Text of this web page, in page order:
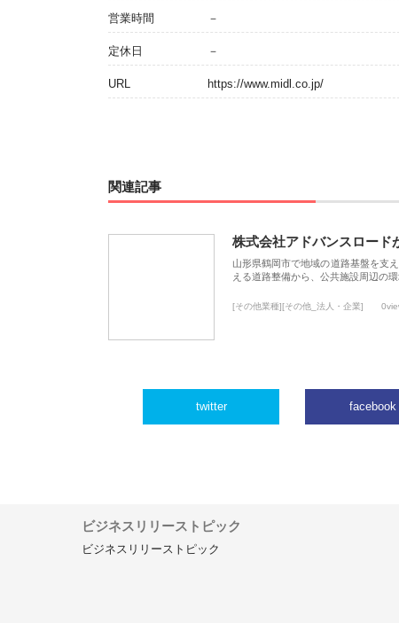
営業時間 －
定休日 －
URL https://www.midl.co.jp/
関連記事
株式会社アドバンスロード
山形県鶴岡市で地域の道路基盤を支
える道路整備から、公共施設周辺の
[その他業種][その他_法人・企業]
twitter facebook
ビジネスリリーストピック
ビジネスリリーストピック